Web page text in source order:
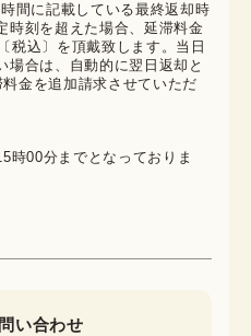
間に記載している最終返却時
時刻を超えた場合、延滞料金
税込〕を頂戴致します。当日
場合は、自動的に翌日返却と
金を追加請求させていただ
時00分までとなっておりま
い合わせ